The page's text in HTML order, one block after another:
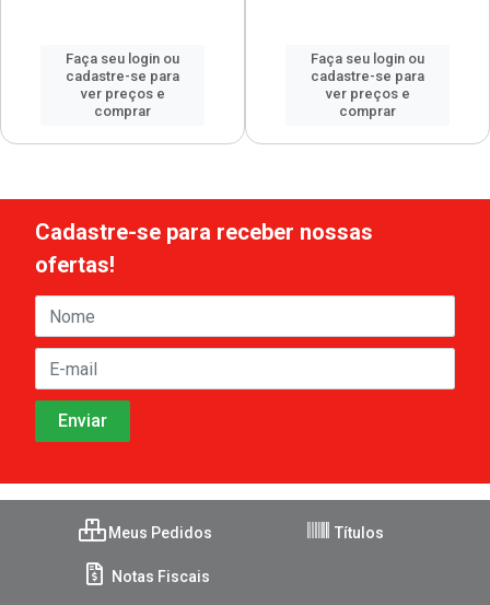
Faça seu login ou
cadastre-se para
ver preços e
comprar
Faça seu login ou
cadastre-se para
ver preços e
comprar
Cadastre-se para receber nossas
ofertas!
Meus Pedidos Títulos
Notas Fiscais